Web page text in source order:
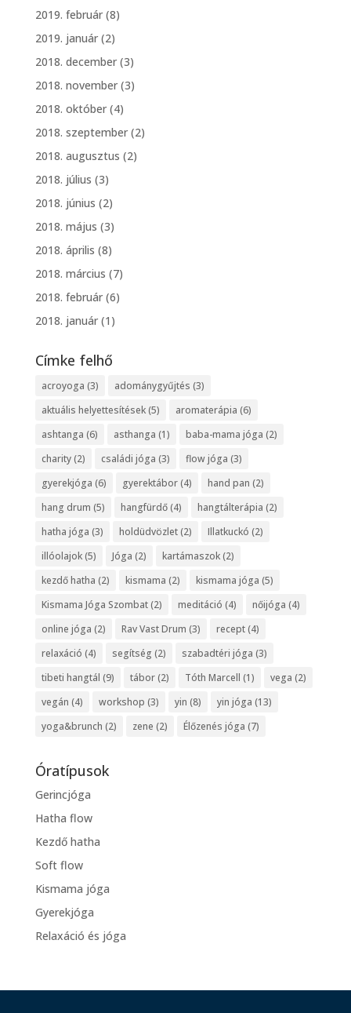
2019. február(8)
2019. január(2)
2018. december(3)
2018. november(3)
2018. október(4)
2018. szeptember(2)
2018. augusztus (2)
2018. július (3)
2018. június (2)
2018. május (3)
2018. április (8)
2018. március (7)
2018. február(6)
2018. január(1)
Címke felhő
acroyoga (3) adománygyűjtés (3)
aktuális helyettesítések(5) aromaterápia (6)
ashtanga (6) asthanga (1) baba-mama jóga (2)
charity(2) családi jóga (3) flow jóga (3)
gyerekjóga (6) gyerektábor(4) hand pan (2)
hang drum (5) hangfürdő(4) hangtálterápia (2)
hatha jóga (3) holdüdvözlet(2) Illatkuckó (2)
illóolajok(5) Jóga (2) kartámaszok(2)
kezdő hatha (2) kismama (2) kismama jóga (5)
Kismama Jóga Szombat(2) meditáció (4) nőijóga (4)
online jóga (2) Rav Vast Drum (3) recept(4)
relaxáció (4) segítség (2) szabadtéri jóga (3)
tibeti hangtál (9) tábor(2) Tóth Marcell (1) vega (2)
vegán (4) workshop (3) yin (8) yin jóga (13)
yoga&brunch (2) zene (2) Élőzenés jóga (7)
Óratípusok
Gerincjóga
Hatha flow
Kezdő hatha
Soft flow
Kismama jóga
Gyerekjóga
Relaxáció és jóga